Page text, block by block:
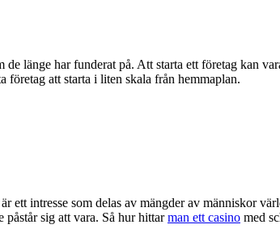
länge har funderat på. Att starta ett företag kan
företag att starta i liten skala från hemmaplan.
ett intresse som delas av mängder av människor
påstår sig att vara. Så hur hittarman ett casino med